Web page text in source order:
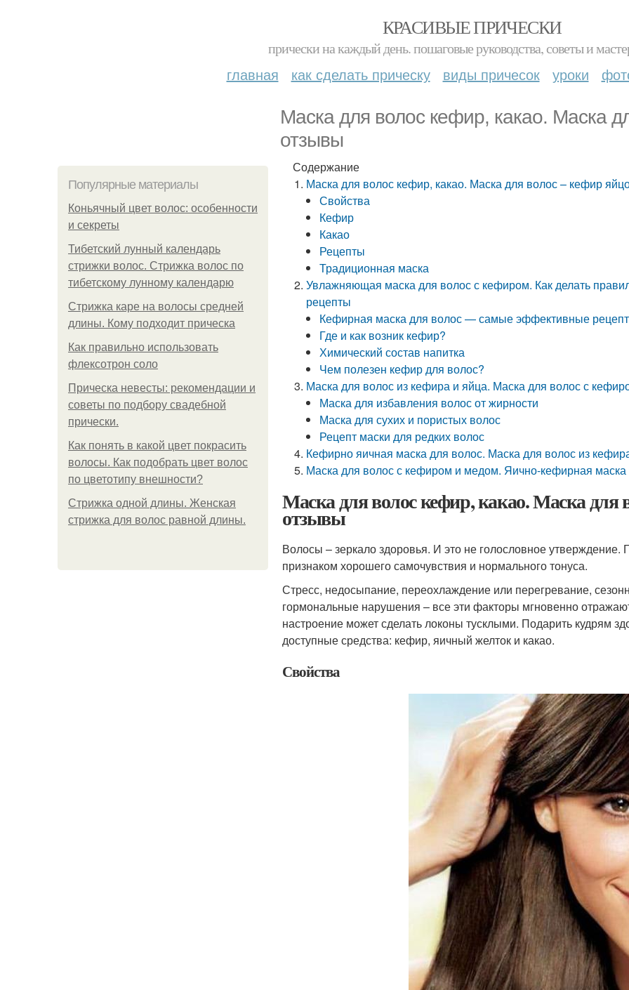
КРАСИВЫЕ ПРИЧЕСКИ
прически на каждый день. пошаговые руководства, советы и
главная как сделать прическу виды причесок уроки
Маска для волос кефир, какао. Маска
отзывы
Популярные материалы
Коньячный цвет волос: особенности
и секреты
Тибетский лунный календарь
стрижки волос. Стрижка волос по
тибетскому лунному календарю
Стрижка каре на волосы средней
длины. Кому подходит прическа
Как правильно использовать
флексотрон соло
Прическа невесты: рекомендации и
советы по подбору свадебной
прически.
Как понять в какой цвет покрасить
волосы. Как подобрать цвет волос
по цветотипу внешности?
Стрижка одной длины. Женская
стрижка для волос равной длины.
Содержание
Маска для волос кефир, какао. Маска для волос – кефир
Свойства
Кефир
Какао
Рецепты
Традиционная маска
Увлажняющая маска для волос с кефиром. Как делать
рецепты
Кефирная маска для волос — самые эффективные
Где и как возник кефир?
Химический состав напитка
Чем полезен кефир для волос?
Маска для волос из кефира и яйца. Маска для волос с
Маска для избавления волос от жирности
Маска для сухих и пористых волос
Рецепт маски для редких волос
Кефирно яичная маска для волос. Маска для волос из
Маска для волос с кефиром и медом. Яично-кефирная маска
Маска для волос кефир, какао. Маска для
отзывы
Волосы – зеркало здоровья. И это не голословное
признаком хорошего самочувствия и нормального тонуса.
Стресс, недосыпание, переохлаждение или перегревание,
гормональные нарушения – все эти факторы мгновенно
настроение может сделать локоны тусклыми. Подарить кудрям
доступные средства: кефир, яичный желток и какао.
Свойства